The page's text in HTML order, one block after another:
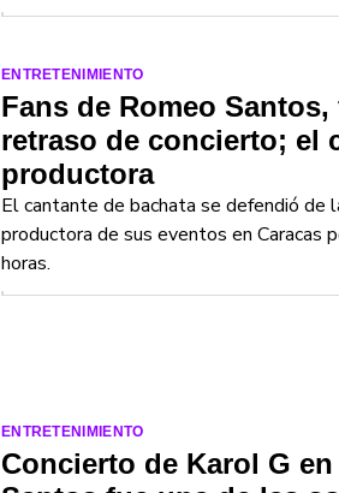
ENTRETENIMIENTO
Fans de Romeo
retraso de concierto; el
productora
El cantante de bachata se defendió de
productora de sus eventos en Caracas
horas.
ENTRETENIMIENTO
Concierto de Karol G